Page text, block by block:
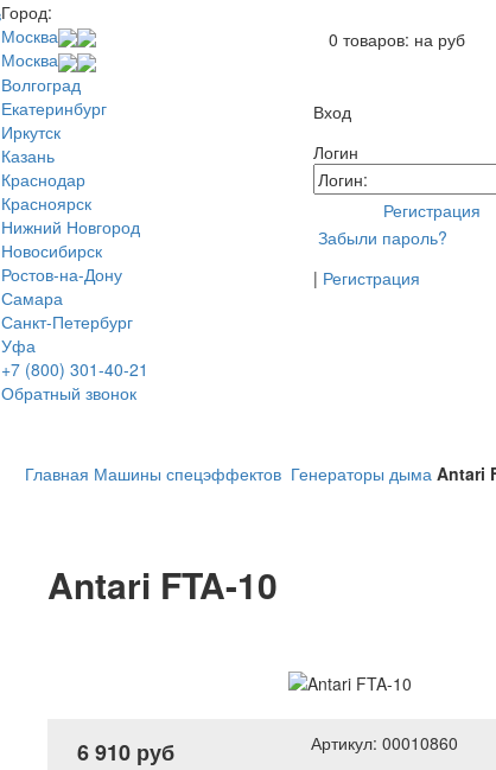
Город:
Москва
Москва
Волгоград
Екатеринбург
Иркутск
Казань
Краснодар
Красноярск
Нижний Новгород
Новосибирск
Ростов-на-Дону
Самара
Санкт-Петербург
Уфа
+7 (800) 301-40-21
Обратный звонок
0 товаров: на руб
Вход
Логин
Регистрация
Забыли пароль?
| Регистрация
Главная Машины спецэффектов Генераторы дыма Antari
Antari FTA-10
6 910 руб Артикул: 00010860